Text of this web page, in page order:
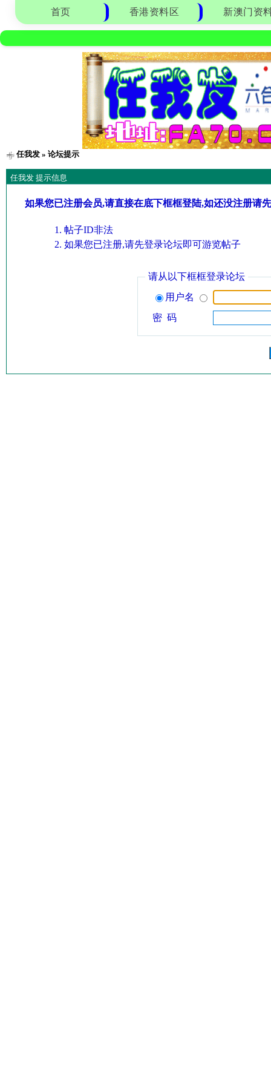
首页 香港资料区 新澳门资
任我发» 论坛提示
任我发 提示信息
如果您已注册会员,请直接在底下框框登陆,如还没注册请
帖子ID非法
如果您已注册,请先登录论坛即可游览帖子
请从以下框框登录论坛
用户名
密 码